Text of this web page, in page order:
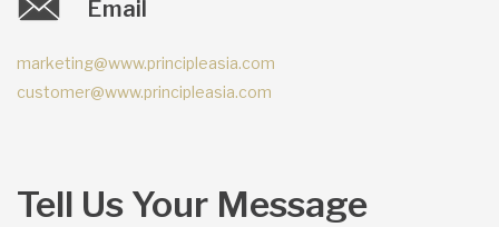
Email
marketing@www.principleasia.com
customer@www.principleasia.com
Tell Us Your Message